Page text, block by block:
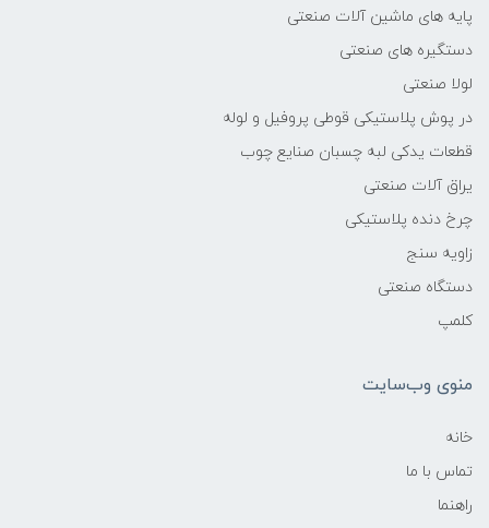
پایه های ماشین آلات صنعتی
دستگیره های صنعتی
لولا صنعتی
در پوش پلاستیکی قوطی پروفیل و لوله
قطعات یدکی لبه چسبان صنایع چوب
یراق آلات صنعتی
چرخ دنده پلاستیکی
زاویه سنج
دستگاه صنعتی
کلمپ
منوی وب‌سایت
خانه
تماس با ما
راهنما